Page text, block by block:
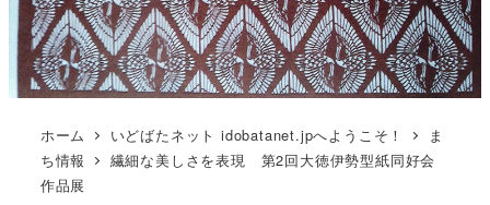
ホーム いどばたネット idobatanet.jpへようこそ！
ま
ち情報
繊細な美しさを表現 第2回大徳伊勢型紙同好会
作品展